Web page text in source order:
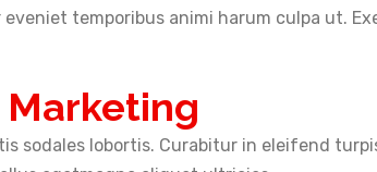
temporibus animi harum culpa ut.
Marketing
sodales lobortis. Curabitur in eleifend